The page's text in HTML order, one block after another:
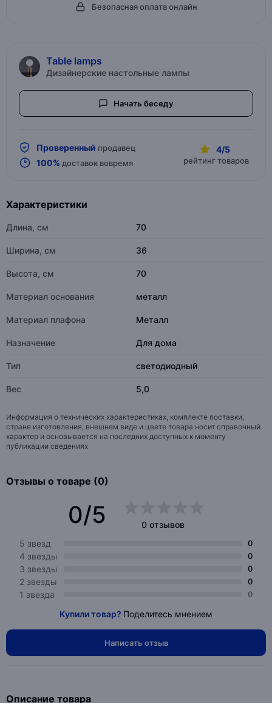
Безопасная оплата онлайн
Table lamps
Дизайнерские настольные лампы
Начать беседу
Проверенный продавец
100% доставок вовремя
4/5
рейтинг товаров
Характеристики
Длина, см 70
Ширина, см 36
Высота, см 70
Материал основания металл
Материал плафона Металл
Назначение Для дома
Тип светодиодный
Вес 5,0
Информация о технических характеристиках, комплекте поставки,
стране изготовления, внешнем виде и цвете товара носит справочный
характер и основывается на последних доступных к моменту
публикации сведениях
Отзывы о товаре (0)
0/5
0 отзывов
5 звезд
0
4 звезды 0
3 звезды 0
2 звезды 0
1 звезда 0
Купили товар? Поделитесь мнением
Написать отзыв
Описание товара